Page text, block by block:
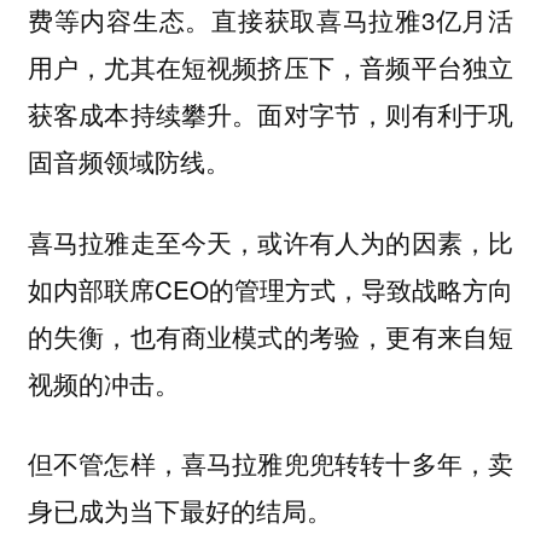
费等内容生态。直接获取喜马拉雅3亿月活
用户，尤其在短视频挤压下，音频平台独立
获客成本持续攀升。面对字节，则有利于巩
固音频领域防线。
喜马拉雅走至今天，或许有人为的因素，比
如内部联席CEO的管理方式，导致战略方向
的失衡，也有商业模式的考验，更有来自短
视频的冲击。
但不管怎样，喜马拉雅兜兜转转十多年，卖
身已成为当下最好的结局。